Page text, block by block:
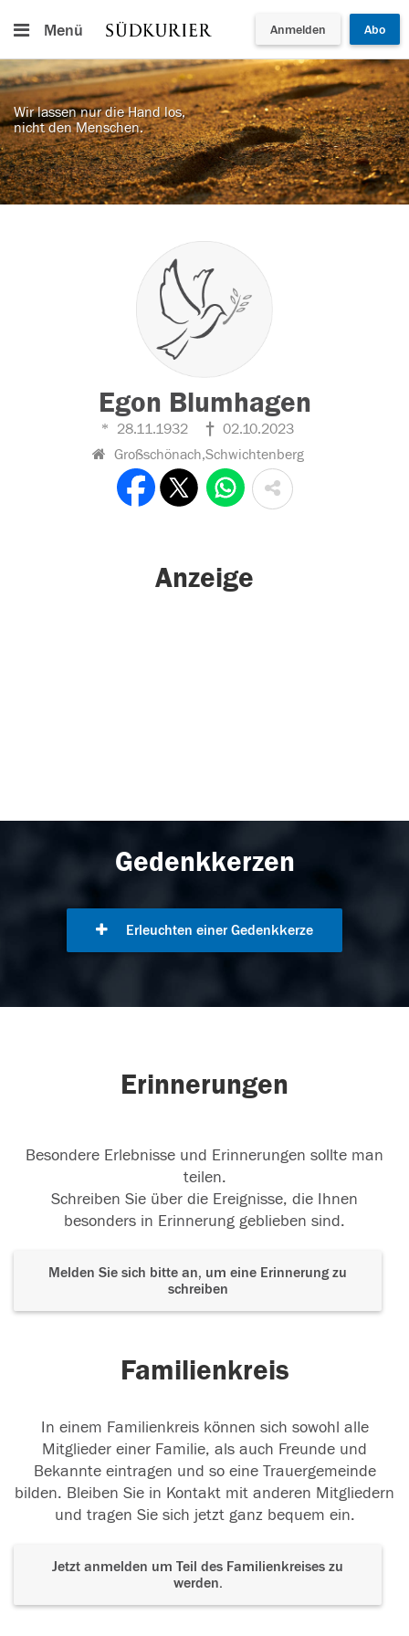
Menü Anmelden Abo
Wir lassen nur die Hand los,
nicht den Menschen.
Egon Blumhagen
28.11.1932
02.10.2023
Großschönach,Schwichtenberg
Anzeige
Gedenkkerzen
Erleuchten einer Gedenkkerze
Erinnerungen
Besondere Erlebnisse und Erinnerungen sollte man
teilen.
Schreiben Sie über die Ereignisse, die Ihnen
besonders in Erinnerung geblieben sind.
Melden Sie sich bitte an, um eine Erinnerung zu
schreiben
Familienkreis
In einem Familienkreis können sich sowohl alle
Mitglieder einer Familie, als auch Freunde und
Bekannte eintragen und so eine Trauergemeinde
bilden. Bleiben Sie in Kontakt mit anderen Mitgliedern
und tragen Sie sich jetzt ganz bequem ein.
Jetzt anmelden um Teil des Familienkreises zu
werden.